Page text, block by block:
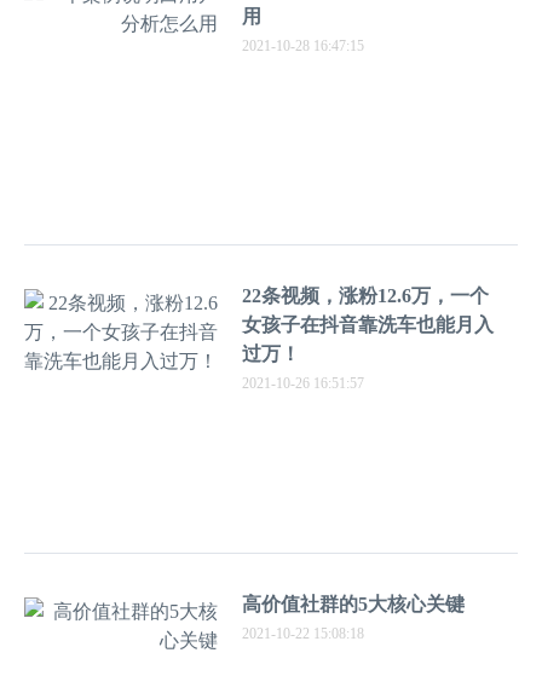
用
2021-10-28 16:47:15
22条视频，涨粉12.6万，一个
女孩子在抖音靠洗车也能月入
过万！
2021-10-26 16:51:57
高价值社群的5大核心关键
2021-10-22 15:08:18